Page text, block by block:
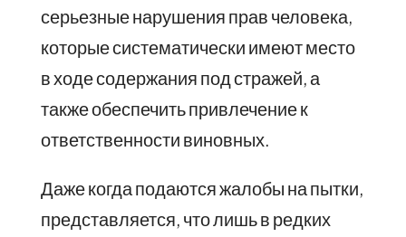
серьезные нарушения прав человека,
которые систематически имеют место
в ходе содержания под стражей, а
также обеспечить привлечение к
ответственности виновных.
Даже когда подаются жалобы на пытки,
представляется, что лишь в редких